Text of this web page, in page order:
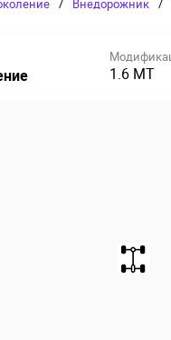
/ Внедорожник /
1.6 MT